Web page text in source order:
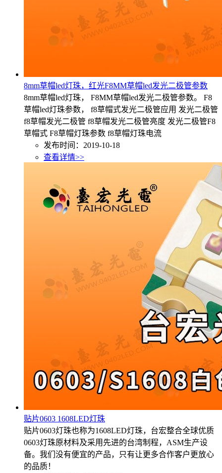
8mm草帽led灯珠，红光F8MM草帽led发光二极管参数
8mm草帽led灯珠， F8MM草帽led发光二极管参数。 F8
草帽led灯珠参数， f8草帽式发光二极管应用 发光二极管
f8草帽发光二极管 f8草帽发光二极管亮度 发光二极管F8
草帽式 F8草帽灯珠参数 f8草帽灯珠电流
发布时间：2019-10-18
查看详情>>
贴片0603 1608LED灯珠
贴片0603灯珠也称为1608LED灯珠，台宏整合全球优质
0603灯珠原材料及采用先进的台湾制程，ASM生产设
备。我们没有便宜的产品，只有让更多合作客户更放心
的品质！